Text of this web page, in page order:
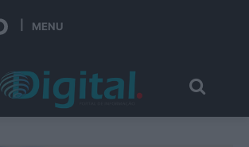
MENU